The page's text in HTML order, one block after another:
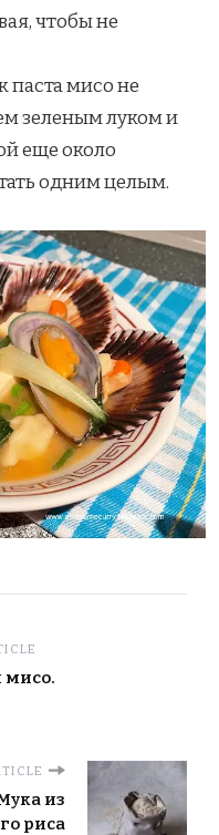
чтобы не
паста мисо не
зеленым луком и
еще около
одним целым.
мисо.
из
риса